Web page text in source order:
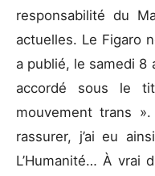
responsabilité du
actuelles. Le Figaro
a publié, le samedi 8
accordé sous le
mouvement trans
rassurer, j’ai eu
L’Humanité… À vrai